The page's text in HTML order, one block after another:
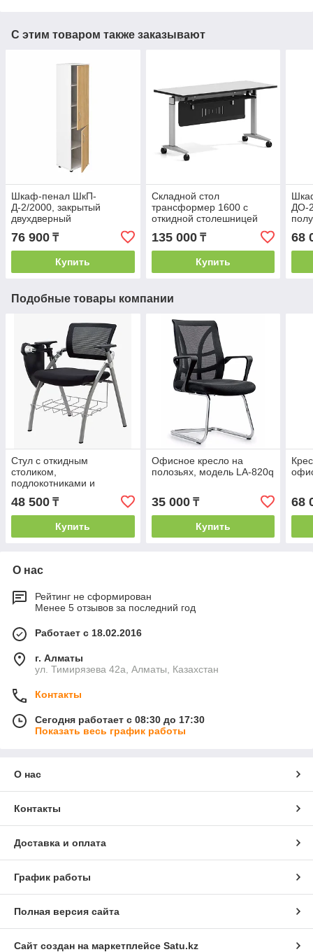
С этим товаром также заказывают
Шкаф-пенал ШкП-
Д-2/2000, закрытый
двухдверный
76 900 ₸
Купить
Складной стол
трансформер 1600 с
откидной столешницей
135 000₸
Купить
ДО-
68
Подобные товары компании
Стул с откидным
столиком,
подлокотниками и
48 500 ₸
Купить
Офисное кресло на
полозьях, модель LA-820q
35 000₸
Купить
68
О нас
Рейтинг не сформирован
Менее 5 отзывов за последний год
Работает с 18.02.2016
г. Алматы
ул. Тимирязева 42а, Алматы, Казахстан
Контакты
Сегодня работает с 08:30 до 17:30
Показать весь график работы
О нас
Контакты
Доставка и оплата
График работы
Полная версия сайта
Сайт создан на маркетплейсе Satu.kz